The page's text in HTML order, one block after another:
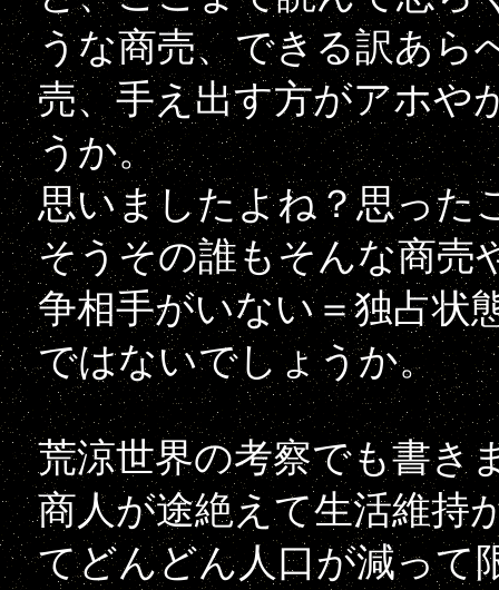
うな商売、できる訳あら
売、手え出す方がアホや
うか。
思いましたよね？思った
そうその誰もそんな商売
争相手がいない＝独占状
ではないでしょうか。
荒涼世界の考察でも書き
商人が途絶えて生活維持
てどんどん人口が減って